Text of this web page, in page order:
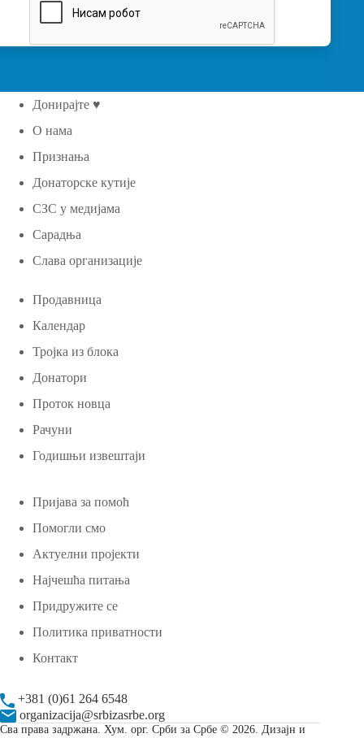
Донирајте ♥
О нама
Признања
Донаторске кутије
СЗС у медијама
Сарадња
Слава организације
Продавница
Календар
Тројка из блока
Донатори
Проток новца
Рачуни
Годишњи извештаји
Пријава за помоћ
Помогли смо
Актуелни пројекти
Најчешћа питања
Придружите се
Политика приватности
Контакт
+381 (0)61 264 6548
organizacija@srbizasrbe.org
Сва права задржана. Хум. орг. Срби за Србе © 2026. Дизајн и